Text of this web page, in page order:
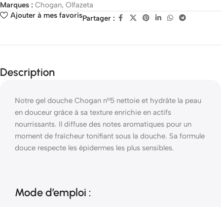
Marques : Chogan, Olfazeta
Ajouter à mes favorisPartager :
Description
Notre gel douche Chogan n°5 nettoie et hydrâte la peau
en douceur grâce à sa texture enrichie en actifs
nourrissants. Il diffuse des notes aromatiques pour un
moment de fraîcheur tonifiant sous la douche. Sa formule
douce respecte les épidermes les plus sensibles.
Mode d’emploi :